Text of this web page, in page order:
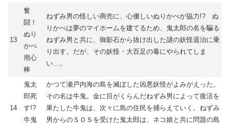
13
奮
闘！
ぬり
かべ
用心
棒
ねずみ男の怪しい商売に、心優しいぬりかべが協力!? ぬ
りかべは夢のマイホームを建てるため、鬼太郎の名を騙る
ねずみ男と共に、御影石から抜け出した謎の妖怪退治に乗
り出す。だが、その妖怪・大百足の毒にやられてしま
い…。
14
鬼太
郎死
す!?
牛鬼
かつて瀬戸内海の島を滅ぼした凶悪妖怪がよみがえった。
その名は牛鬼。金に目がくらんだねずみ男によって復活を
果たした牛鬼は、次々に島の住民を捕らえていく。ねずみ
男からのＳＯＳを受けた鬼太郎は、ネコ娘と共に問題の島